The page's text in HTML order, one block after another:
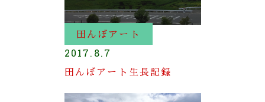
田んぼアート
2017.8.7
田んぼアート生長記録